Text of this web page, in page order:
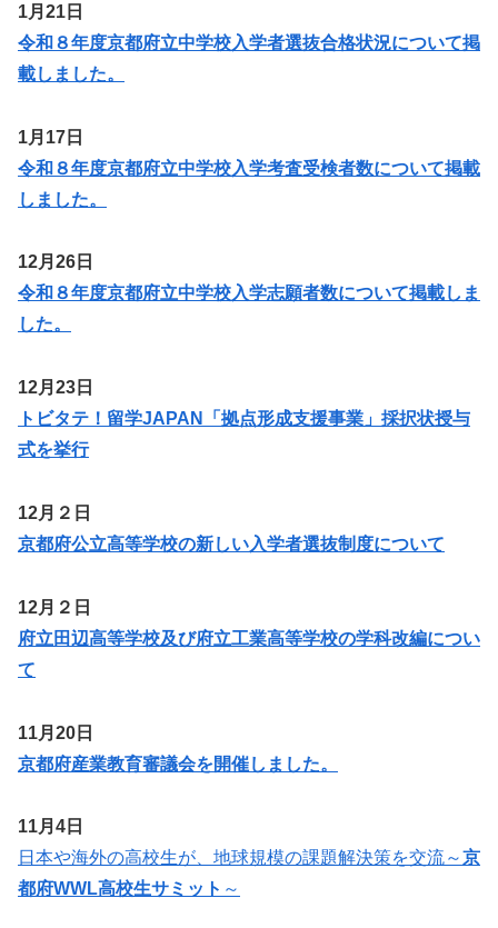
1月21日
令和８年度京都府立中学校入学者選抜合格状況について掲
載しました。
1月17日
令和８年度京都府立中学校入学考査受検者数について掲載
しました。
12月26日
令和８年度京都府立中学校入学志願者数について掲載しま
した。
12月23日
トビタテ！留学JAPAN「拠点形成支援事業」採択状授与
式を挙行
12月２日
京都府公立高等学校の新しい入学者選抜制度について
12月２日
府立田辺高等学校及び府立工業高等学校の学科改編につい
て
11月20日
京都府産業教育審議会を開催しました。
11月4日
日本や海外の高校生が、地球規模の課題解決策を交流～京
都府WWL高校生サミット ～